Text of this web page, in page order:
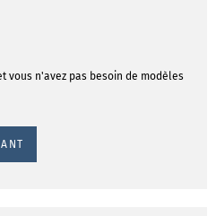
vous n'avez pas besoin de modèles